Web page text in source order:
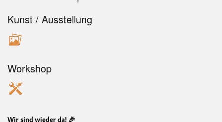
Kunst / Ausstellung
Workshop
Wir sind wieder da! 🎉